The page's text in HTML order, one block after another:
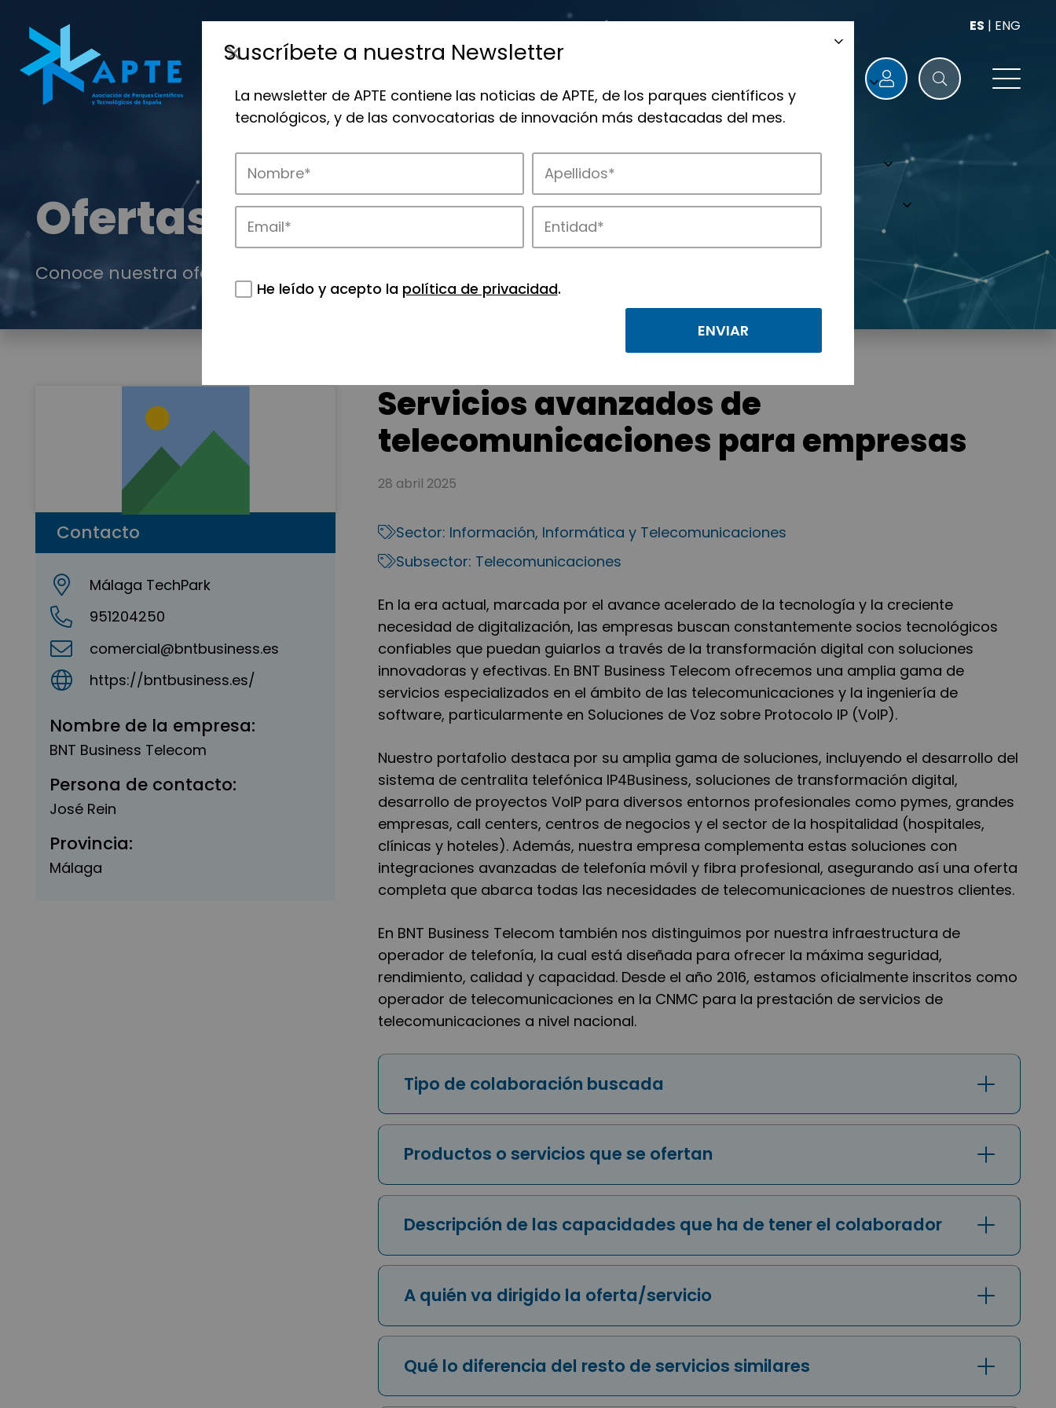
ES | ENG
Ofertas de colaboración
Conoce nuestra oferta de colaboración.
Contacto
Málaga TechPark
951204250
comercial@bntbusiness.es
https://bntbusiness.es/
Nombre de la empresa:
BNT Business Telecom
Persona de contacto:
José Rein
Provincia:
Málaga
Servicios avanzados de
telecomunicaciones para empresas
28 abril 2025
Sector: Información, Informática y Telecomunicaciones
Subsector: Telecomunicaciones
En la era actual, marcada por el avance acelerado de la tecnología y la creciente
necesidad de digitalización, las empresas buscan constantemente socios tecnológicos
confiables que puedan guiarlos a través de la transformación digital con soluciones
innovadoras y efectivas. En BNT Business Telecom ofrecemos una amplia gama de
servicios especializados en el ámbito de las telecomunicaciones y la ingeniería de
software, particularmente en Soluciones de Voz sobre Protocolo IP (VoIP).
Nuestro portafolio destaca por su amplia gama de soluciones, incluyendo el desarrollo del
sistema de centralita telefónica IP4Business, soluciones de transformación digital,
desarrollo de proyectos VoIP para diversos entornos profesionales como pymes, grandes
empresas, call centers, centros de negocios y el sector de la hospitalidad (hospitales,
clínicas y hoteles). Además, nuestra empresa complementa estas soluciones con
integraciones avanzadas de telefonía móvil y fibra profesional, asegurando así una oferta
completa que abarca todas las necesidades de telecomunicaciones de nuestros clientes.
En BNT Business Telecom también nos distinguimos por nuestra infraestructura de
operador de telefonía, la cual está diseñada para ofrecer la máxima seguridad,
rendimiento, calidad y capacidad. Desde el año 2016, estamos oficialmente inscritos como
operador de telecomunicaciones en la CNMC para la prestación de servicios de
telecomunicaciones a nivel nacional.
Tipo de colaboración buscada
Productos o servicios que se ofertan
Descripción de las capacidades que ha de tener el colaborador
A quién va dirigido la oferta/servicio
Qué lo diferencia del resto de servicios similares
Suscríbete a nuestra Newsletter
La newsletter de APTE contiene las noticias de APTE, de los parques científicos y
tecnológicos, y de las convocatorias de innovación más destacadas del mes.
He leído y acepto la política de privacidad.